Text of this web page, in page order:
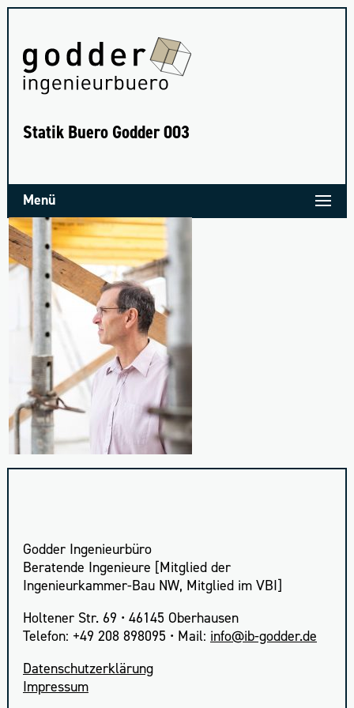
Sta­tik Bue­ro God­der 003
Menü
Godder Ingenieurbüro
Beratende Ingenieure [Mitglied der
Ingenieurkammer-Bau NW, Mitglied im VBI]
Holtener Str. 69 • 46145 Oberhausen
Telefon: +49 208 898095 • Mail: info
Daten­schutz­er­klä­rung
Impres­sum